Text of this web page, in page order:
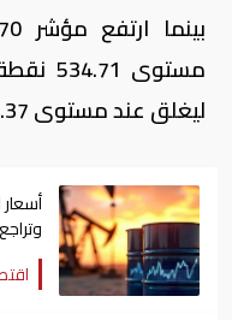
بينما ارتفع مؤشر
مستوى 534.71 نقطة، ومؤشر
ليغلق عند مستوى 1,414.37نقطة